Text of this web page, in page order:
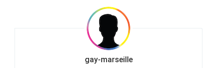
gay-marseille